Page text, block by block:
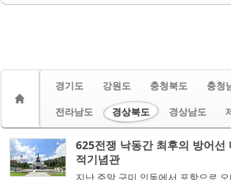
경기도 강원도 충청북도 충청
전라남도
경상북도 경상남도
625전쟁 낙동간 최후의 방어선
적기념관
지난 주말 구미 인동에서 포항으로